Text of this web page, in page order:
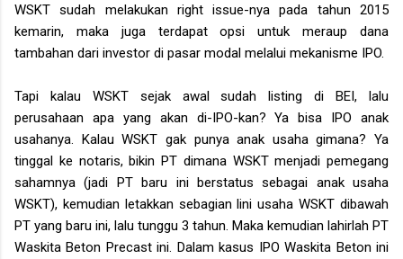
WSKT sudah melakukan right issue-nya pada tahun 2015
kemarin, maka juga terdapat opsi untuk meraup dana
tambahan dari investor di pasar modal melalui mekanisme IPO.
Tapi kalau WSKT sejak awal sudah listing di BEI, lalu
perusahaan apa yang akan di-IPO-kan? Ya bisa IPO anak
usahanya. Kalau WSKT gak punya anak usaha gimana? Ya
tinggal ke notaris, bikin PT dimana WSKT menjadi pemegang
sahamnya (jadi PT baru ini berstatus sebagai anak usaha
WSKT), kemudian letakkan sebagian lini usaha WSKT dibawah
PT yang baru ini, lalu tunggu 3 tahun. Maka kemudian lahirlah PT
Waskita Beton Precast ini. Dalam kasus IPO Waskita Beton ini